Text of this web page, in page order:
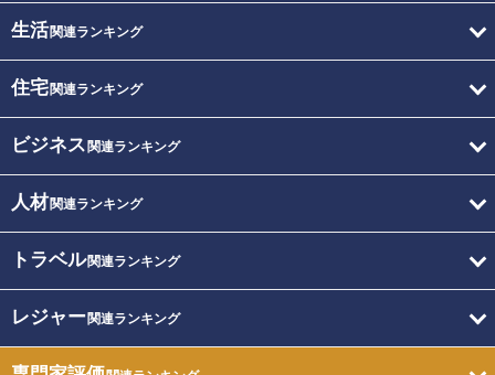
生活関連ランキング
住宅関連ランキング
ビジネス 関連ランキング
人材関連ランキング
トラベル関連ランキング
レジャー関連ランキング